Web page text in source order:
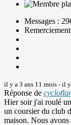
Messages :
il y a 3 ans 11 mois - il y
Réponse de
Hier soir j'ai roulé
un coursier du club
maison. Nous